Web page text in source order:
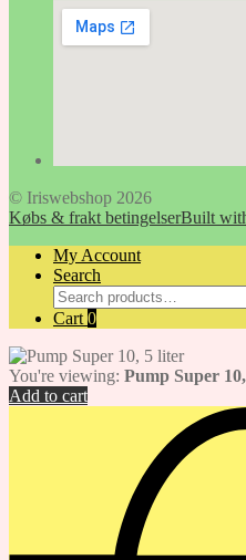
© Iriswebshop 2026
Købs & frakt betingelserBuilt
My Account
Search
Search
for:
Cart 0
You're viewing: Pump Super
Add to cart